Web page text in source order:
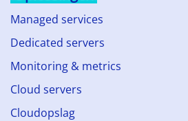
Managed services
Dedicated servers
Monitoring & metrics
Cloud servers
Cloudopslag